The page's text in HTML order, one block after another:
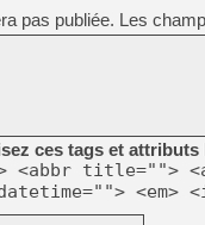
pas publiée. Les
ces tags et attributs
title="">